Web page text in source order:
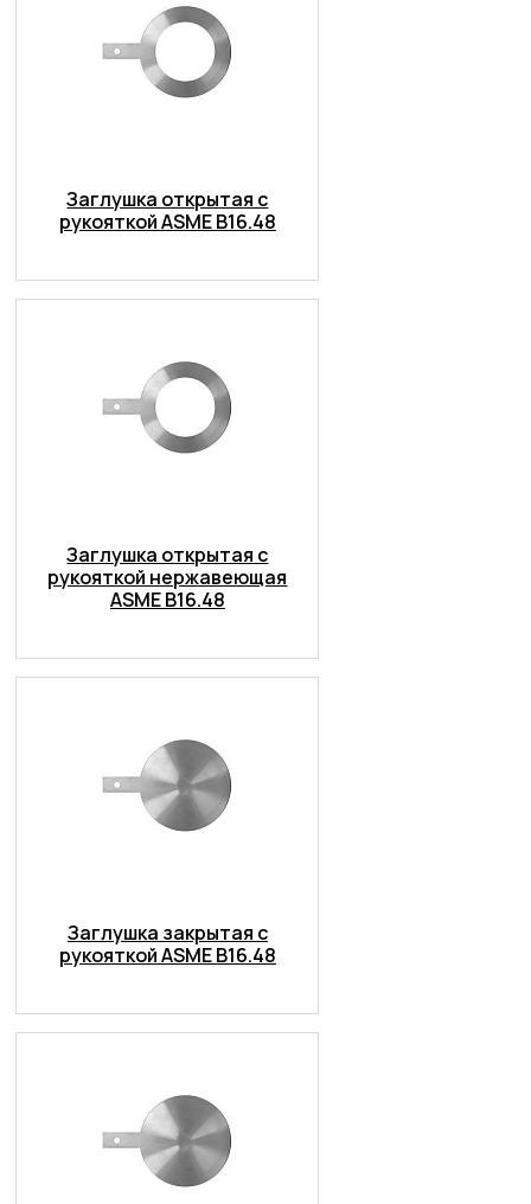
Заглушка открытая с
рукояткой ASME B16.48
Заглушка открытая с
рукояткой нержавеющая
ASME B16.48
Заглушка закрытая с
рукояткой ASME B16.48